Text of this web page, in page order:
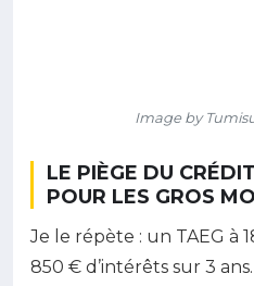
Image by
LE PIÈGE DU
POUR LES GROS
Je le répète : un TAEG à
850 € d’intérêts sur 3